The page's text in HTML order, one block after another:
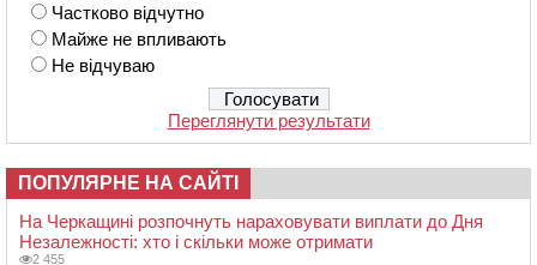
Частково відчутно
Майже не впливають
Не відчуваю
Переглянути результати
ПОПУЛЯРНЕ НА САЙТІ
На Черкащині розпочнуть нараховувати виплати до Дня
Незалежності: хто і скільки може отримати
2 455